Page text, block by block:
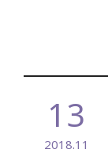
13
2018.11